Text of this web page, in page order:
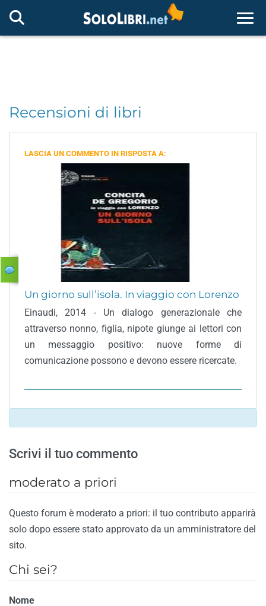
Recensioni di libri
LASCIA UN COMMENTO IN RISPOSTA A:
Un giorno sull’isola. In viaggio con Lorenzo
Einaudi, 2014 - Un dialogo generazionale che
attraverso nonno, figlia, nipote giunge ai lettori con
un messaggio positivo: nuove forme di
comunicazione possono e devono essere ricercate.
Scrivi il tuo commento
moderato a priori
Questo forum è moderato a priori: il tuo contributo apparirà
solo dopo essere stato approvato da un amministratore del
sito.
Chi sei?
Nome